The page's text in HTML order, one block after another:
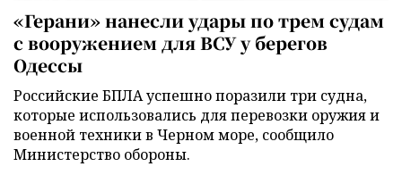
«Герани» нанесли удары по трем судам
с вооружением для ВСУ у берегов
Одессы
Российские БПЛА успешно поразили три судна,
которые использовались для перевозки оружия и
военной техники в Черном море, сообщило
Министерство обороны.